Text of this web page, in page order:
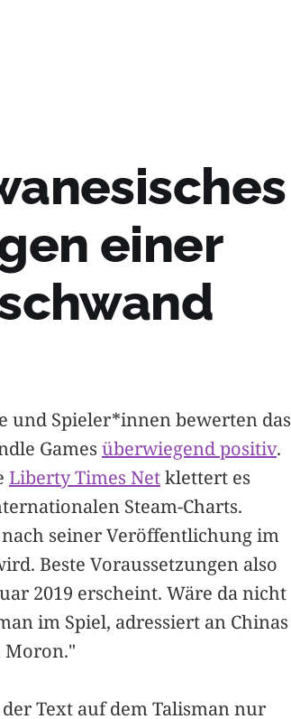
einer
und Spieler*innen bewerten das
Games überwiegend positiv.
Liberty Times Netklettert es
Steam-Charts.
seiner Veröffentlichung im
Beste Voraussetzungen also
2019 erscheint. Wäre da nicht
im Spiel, adressiert an Chinas
Moron."
Text auf dem Talisman nur